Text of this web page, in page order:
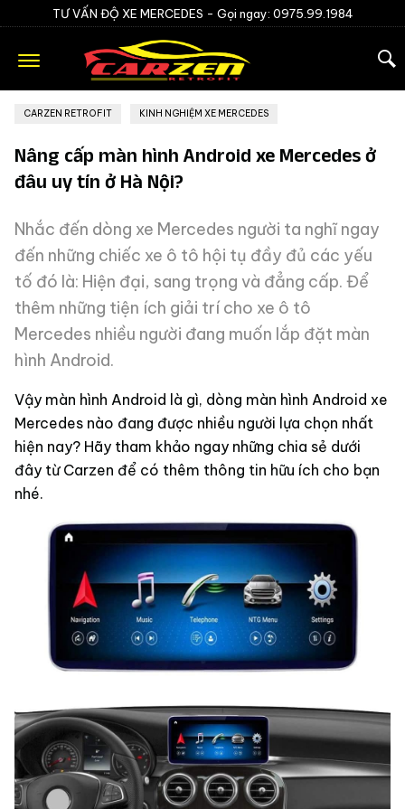
TƯ VẤN ĐỘ XE MERCEDES - Gọi ngay: 0975.99.1984
CARZEN RETROFIT KINH NGHIỆM XE MERCEDES
Nâng cấp màn hình Android xe Mercedes ở
đâu uy tín ở Hà Nội?
Nhắc đến dòng xe Mercedes người ta nghĩ ngay
đến những chiếc xe ô tô hội tụ đầy đủ các yếu
tố đó là: Hiện đại, sang trọng và đẳng cấp. Để
thêm những tiện ích giải trí cho xe ô tô
Mercedes nhiều người đang muốn lắp đặt màn
hình Android.
Vậy màn hình Android là gì, dòng màn hình Android xe
Mercedes nào đang được nhiều người lựa chọn nhất
hiện nay? Hãy tham khảo ngay những chia sẻ dưới
đây từ Carzen để có thêm thông tin hữu ích cho bạn
nhé.